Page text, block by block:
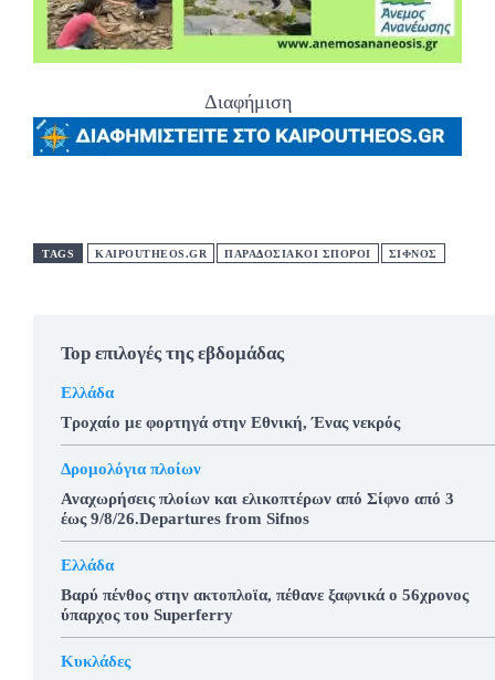
Διαφήμιση
TAGS KAIPOUTHEOS.GR ΠΑΡΑΔΟΣΙΑΚΟΙ ΣΠΟΡΟΙ ΣΙΦΝΟΣ
Top επιλογές της εβδομάδας
Ελλάδα
Τροχαίο με φορτηγά στην Εθνική, Ένας νεκρός
Δρομολόγια πλοίων
Αναχωρήσεις πλοίων και ελικοπτέρων από Σίφνο από 3
έως 9/8/26.Departures from Sifnos
Ελλάδα
Βαρύ πένθος στην ακτοπλοϊα, πέθανε ξαφνικά ο 56χρονος
ύπαρχος του Superferry
Κυκλάδες